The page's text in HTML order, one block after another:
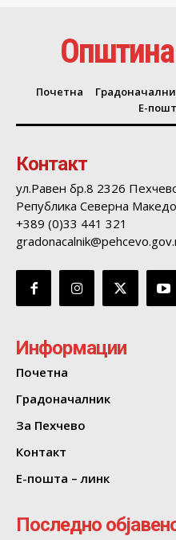
Почетна
Е-
Контакт
ул.Равен бр.8 2326
Република Северна
+389 (0)33 441 321
Информации
Почетна
Градоначалник
За Пехчево
Контакт
Е-пошта – линк
Последно